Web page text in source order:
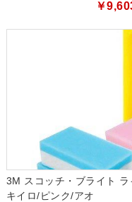
￥
3M スコッチ・ブライト
キイロ/ピンク/アオ